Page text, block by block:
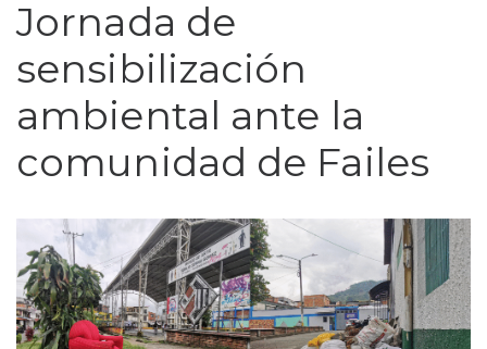
Jornada de
sensibilización
ambiental ante la
comunidad de Failes